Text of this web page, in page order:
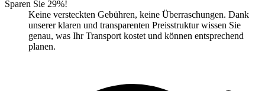
Sparen Sie 29%!
Keine versteckten Gebühren, keine Überraschungen. Dank
unserer klaren und transparenten Preisstruktur wissen Sie
genau, was Ihr Transport kostet und können entsprechend
planen.